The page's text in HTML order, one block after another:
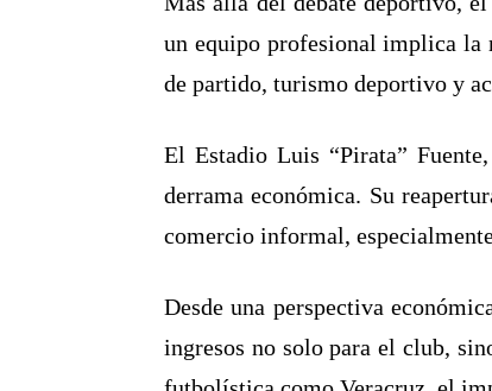
un equipo profesional implica la
de partido, turismo deportivo y
El Estadio Luis “Pirata”
derrama económica. Su
comercio informal,
Desde una perspectiva
ingresos no solo para el club,